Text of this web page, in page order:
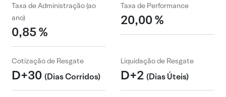
Taxa de Administração (ao
ano)
0,85 %
Taxa de Performance
20,00 %
Cotização de Resgate
D+30 (Dias Corridos)
Liquidação de Resgate
D+2 (Dias Úteis)